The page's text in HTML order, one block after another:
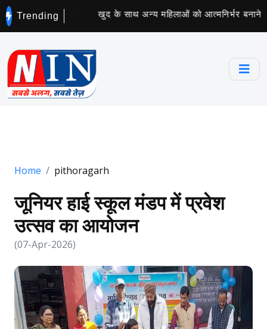
Trending
व्यक्ति की मौत खुद के साथ अन्य महिलाओं को आत्मनिर्भर बनाने
Home pithoragarh
जूनियर हाई स्कूल मंडप में प्रवेश
उत्सव का आयोजन
(07-Apr-2026)